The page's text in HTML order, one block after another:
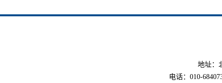
地址：
电话：010-